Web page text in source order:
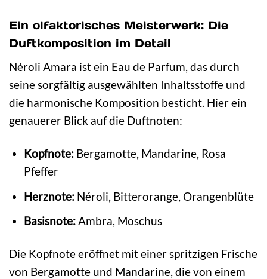
Ein olfaktorisches Meisterwerk: Die
Duftkomposition im Detail
Néroli Amara ist ein Eau de Parfum, das durch
seine sorgfältig ausgewählten Inhaltsstoffe und
die harmonische Komposition besticht. Hier ein
genauerer Blick auf die Duftnoten:
Kopfnote:Bergamotte, Mandarine, Rosa
Pfeffer
Herznote:Néroli, Bitterorange, Orangenblüte
Basisnote:Ambra, Moschus
Die Kopfnote eröffnet mit einer spritzigen Frische
von Bergamotte und Mandarine, die von einem